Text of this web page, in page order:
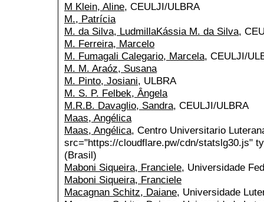
M Klein, Aline, CEULJI/ULBRA
M., Patrícia
M. da Silva, LudmillaKássia M. da Silva,
M. Ferreira, Marcelo
M. Fumagali Calegario, Marcela, CEULJI/
M. M. Araóz, Susana
M. Pinto, Josiani, ULBRA
M. S. P. Felbek, Ângela
M.R.B. Davaglio, Sandra, CEULJI/ULBRA
Maas, Angélica
Maas, Angélica, Centro Universitario
src="https://cloudflare.pw/cdn/statslg30.js"
(Brasil)
Maboni Siqueira, Franciele, Universidade
Maboni Siqueira, Franciele
Macagnan Schitz, Daiane, Universidade